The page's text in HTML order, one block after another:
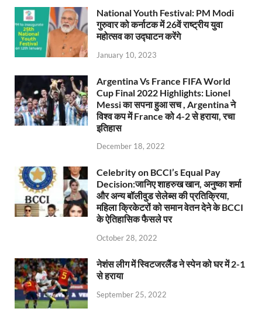
National Youth Festival: PM Modi
गुरुवार को कर्नाटक में 26वें राष्ट्रीय युवा
महोत्सव का उद्घाटन करेंगे
January 10, 2023
Argentina Vs France FIFA World
Cup Final 2022 Highlights: Lionel
Messi का सपना हुआ सच , Argentina ने
विश्व कप में France को 4-2 से हराया, रचा
इतिहास
December 18, 2022
Celebrity on BCCI’s Equal Pay
Decision:जानिए शाहरुख खान, अनुष्का शर्मा
और अन्य बॉलीवुड सेलेब्स की प्रतिक्रिया,
महिला क्रिकेटरों को समान वेतन देने के BCCI
के ऐतिहासिक फैसले पर
October 28, 2022
नेशंस लीग में स्विटजरलैंड ने स्पेन को घर में 2-1
से हराया
September 25, 2022